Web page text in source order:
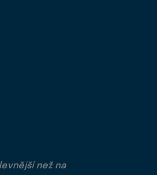
než na